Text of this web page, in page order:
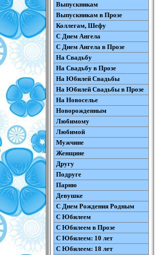
Выпускникам
Выпускникам в Прозе
Коллегам, Шефу
С Днем Ангела
С Днем Ангела в Прозе
На Свадьбу
На Свадьбу в Прозе
На Юбилей Свадьбы
На Юбилей Свадьбы в Прозе
На Новоселье
Новорожденным
Любимому
Любимой
Мужчине
Женщине
Другу
Подруге
Парню
Девушке
С Днем Рождения Родным
С Юбилеем
С Юбилеем в Прозе
С Юбилеем: 10 лет
С Юбилеем: 18 лет